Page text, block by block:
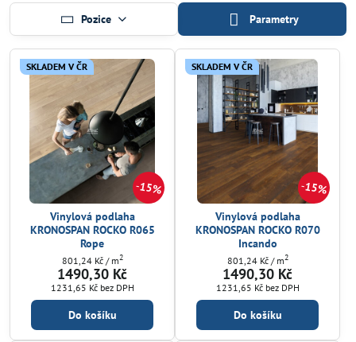
Pozice Parametry
15%
SKLADEM V ČR
Vinylová podlaha
KRONOSPAN ROCKO R065
Rope
1490,30 Kč
1231,65 Kč bez DPH
801,24 Kč / m2
Do košíku
15%
SKLADEM V ČR
Vinylová podlaha
KRONOSPAN ROCKO R070
Incando
1490,30 Kč
1231,65 Kč bez DPH
801,24 Kč / m2
Do košíku